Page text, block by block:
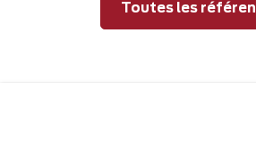
Toutes les